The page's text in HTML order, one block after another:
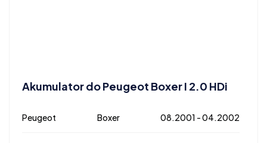
Akumulator do Peugeot Boxer I 2.0 HDi
Peugeot Boxer 08.2001 - 04.2002